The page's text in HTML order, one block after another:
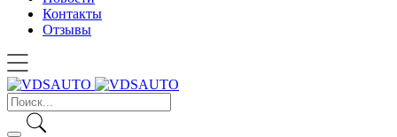
Контакты
Отзывы